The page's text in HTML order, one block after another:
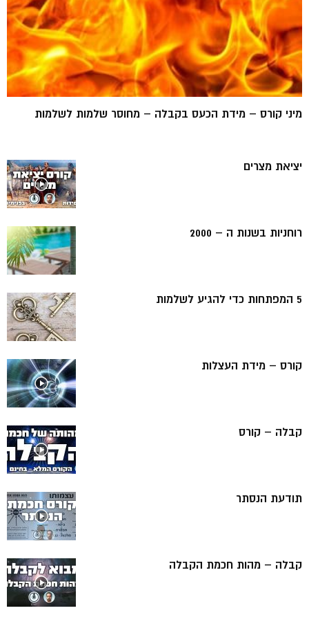
מיני קורס – מידת הכעס בקבלה – מחוסר שלמות לשלמות
יציאת מצרים
רוחניות בשנות ה – 2000
5 המפתחות כדי להגיע לשלמות
קורס – מידת העצלות
קבלה – קורס
תודעת הנסתר
קבלה – מהות חכמת הקבלה